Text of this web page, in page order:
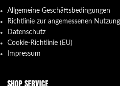
Allgemeine Geschäftsbedingungen
Richtlinie zur angemessenen Nutzung
Datenschutz
Cookie-Richtlinie (EU)
Impressum